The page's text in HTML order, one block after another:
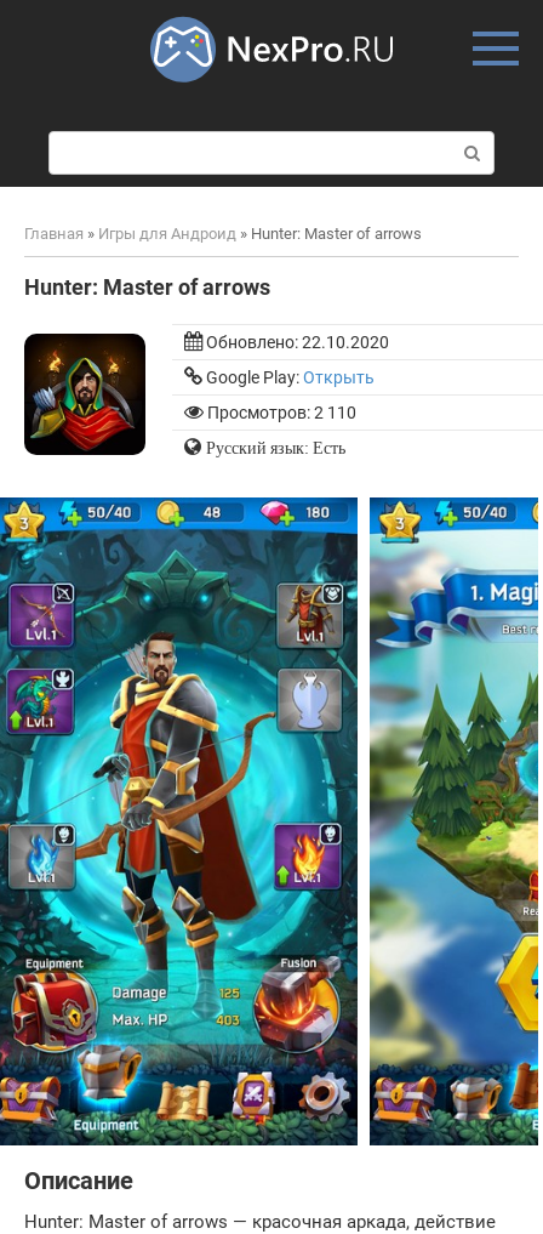
о
и
к
Главная » Игры для Андроид » Hunter: Master of arrows
Hunter: Master of arrows
Обновлено:22.10.2020
Google Play:Открыть
Просмотров: 2 110
Русский язык: Есть
Описание
Hunter: Master of arrows — красочная аркада, действие